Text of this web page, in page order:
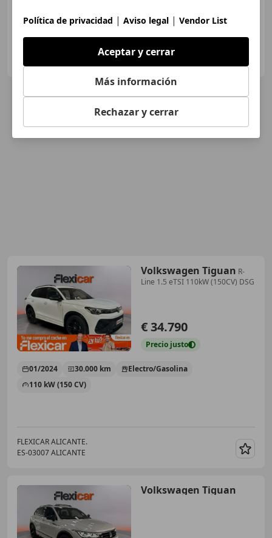
Volkswagen Tiguan R-
Line 1.5 eTSI 110kW (150CV) DSG
€ 34.790
Precio justo
01/2024 30.000 km
Electro/Gasolina
110 kW (150 CV)
FLEXICAR ALICANTE.
ES-03007 ALICANTE
Volkswagen Tiguan
Política de privacidad | Aviso legal | Vendor List
Aceptar y cerrar
Más información
Rechazar y cerrar